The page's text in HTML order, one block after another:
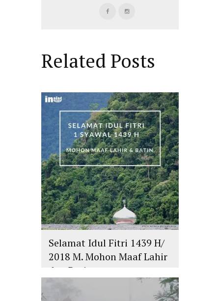
Related Posts
Selamat Idul Fitri 1439 H/
2018 M. Mohon Maaf Lahir
dan Batin